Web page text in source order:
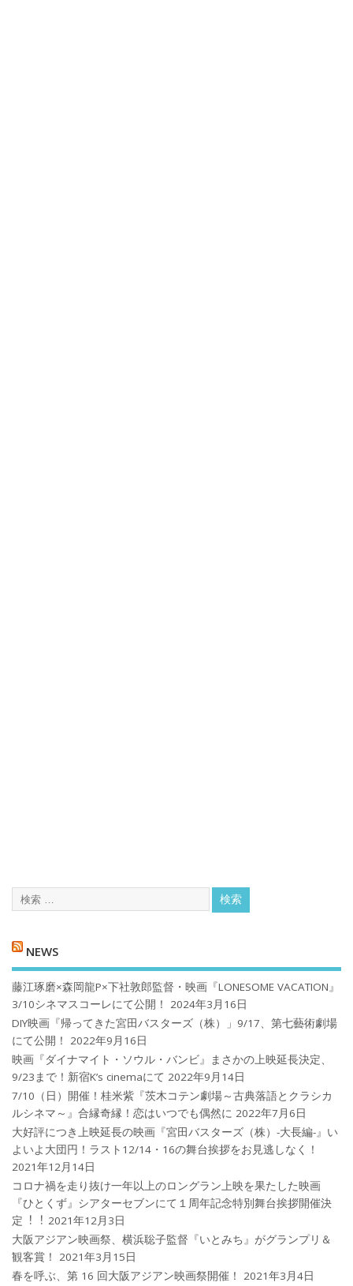
NEWS
藤江琢磨×森岡龍P×下社敦郎監督・映画『LONESOME VACATION』
3/10シネマスコーレにて公開！
2024年3月16日
DIY映画『帰ってきた宮田バスターズ（株）」9/17、第七藝術劇場
にて公開！
2022年9月16日
映画『ダイナマイト・ソウル・バンビ』まさかの上映延長決定、
9/23まで！新宿K’s cinemaにて 2022年9月14日
7/10（日）開催！桂米紫『茨木コテン劇場～古典落語とクラシカ
ルシネマ～』合縁奇縁！恋はいつでも偶然に 2022年7月6日
大好評につき上映延長の映画『宮田バスターズ（株）-大長編-』い
よいよ大団円！ラスト12/14・16の舞台挨拶をお見逃しなく！
2021年12月14日
コロナ禍を⾛り抜け⼀年以上のロングラン上映を果たした映画
『ひとくず』シアターセブンにて１周年記念特別舞台挨拶開催決
定︕︕ 2021年12月3日
大阪アジアン映画祭、横浜聡子監督『いとみち』がグランプリ＆
観客賞！
2021年3月15日
春を呼ぶ、第 16 回大阪アジアン映画祭開催！
2021年3月4日